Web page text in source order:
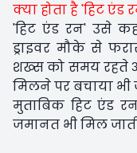
क्या होता है 'हिट एंड
'हिट एंड रन' उसे
ड्राइवर मौके से
शख्स को समय रहते
मिलने पर बचाया
मुताबिक हिट एंड
जमानत भी मिल